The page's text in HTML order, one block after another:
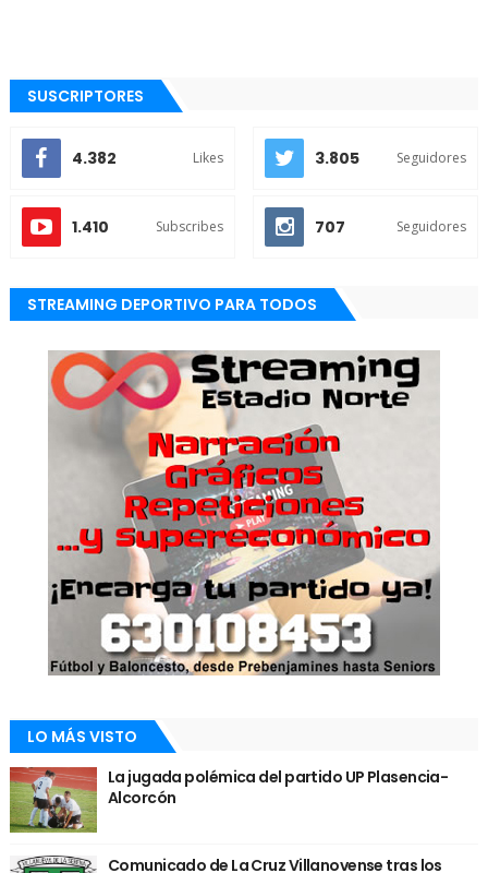
SUSCRIPTORES
4.382 Likes 3.805 Seguidores
1.410 Subscribes 707 Seguidores
STREAMING DEPORTIVO PARA TODOS
LO MÁS VISTO
La jugada polémica del partido UP Plasencia-
Alcorcón
Comunicado de La Cruz Villanovense tras los